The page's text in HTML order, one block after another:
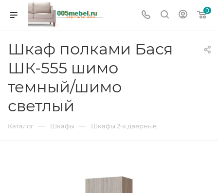
0
Шкаф полками Бася
ШК-555 шимо
темный/шимо
светлый
Каталог — Шкафы — Шкафы 2-х дверные